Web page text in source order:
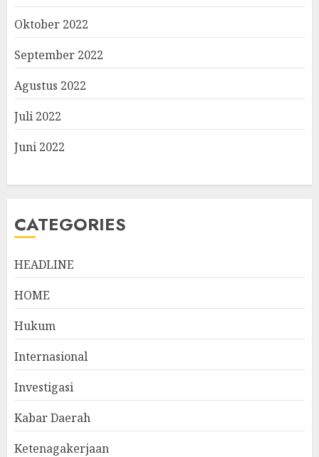
Oktober 2022
September 2022
Agustus 2022
Juli 2022
Juni 2022
CATEGORIES
HEADLINE
HOME
Hukum
Internasional
Investigasi
Kabar Daerah
Ketenagakerjaan